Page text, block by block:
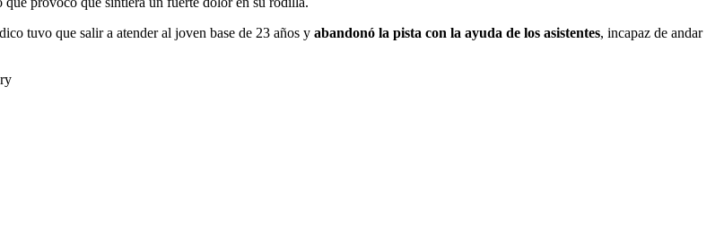
tuvo que salir a atender al joven base de 23 años y abandonó la pista con la ayuda de los asistentes, incapaz de andar